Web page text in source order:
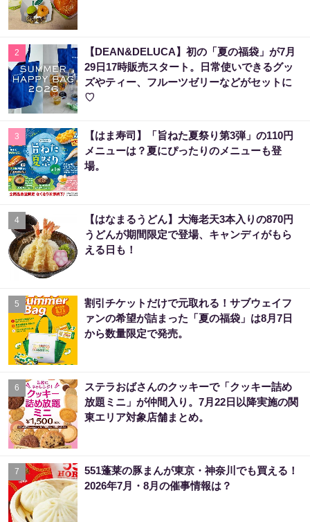
2
【DEAN&DELUCA】初の「夏の福袋」が7月
29日17時販売スタート。日常使いできるグッ
ズやティー、フルーツゼリーなどがセットに
♡
3
【はま寿司】「旨ねた夏祭り第3弾」の110円
メニューは？夏にぴったりのメニューも登
場。
4
【はなまるうどん】大海老天3本入りの870円
うどんが期間限定で登場、キャンディがもら
える日も！
5
割引チケットだけで元取れる！サブウェイフ
ァンの希望が詰まった「夏の福袋」は8月7日
から数量限定で発売。
6
ステラおばさんのクッキーで「クッキー詰め
放題ミニ」が仲間入り。7月22日以降実施の関
東エリア対象店舗まとめ。
7
551蓬莱の豚まんが東京・神奈川でも買える！
2026年7月・8月の催事情報は？